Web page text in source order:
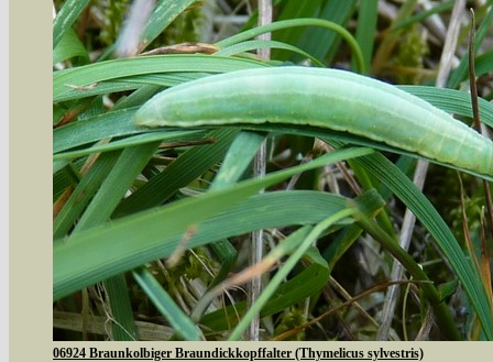
06924 Braunkolbiger Braundickkopffalter (Thymelicus sylvestris)